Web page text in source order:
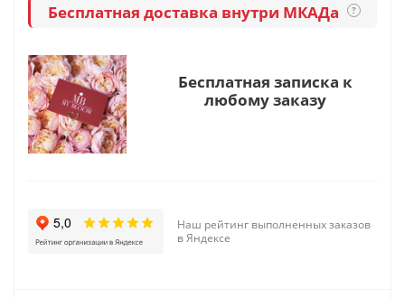
Бесплатная доставка внутри МКАДа ?
Бесплатная записка к
любому заказу
Наш рейтинг выполненных заказов
в Яндексе